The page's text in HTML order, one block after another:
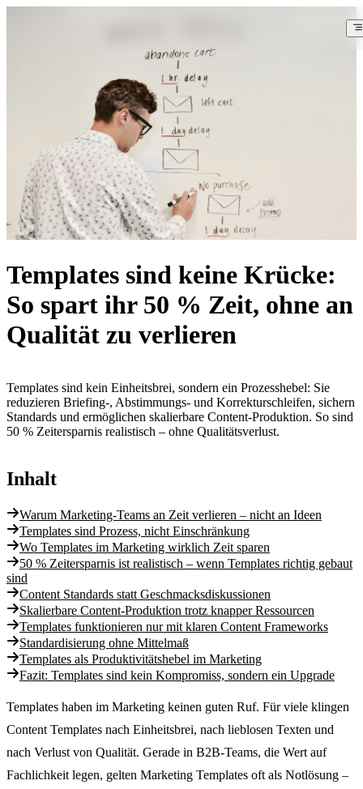
Templates sind keine Krücke:
So spart ihr 50 % Zeit, ohne an
Qualität zu verlieren
Templates sind kein Einheitsbrei, sondern ein Prozesshebel: Sie
reduzieren Briefing-, Abstimmungs- und Korrekturschleifen, sichern
Standards und ermöglichen skalierbare Content-Produktion. So sind
50 % Zeitersparnis realistisch – ohne Qualitätsverlust.
Inhalt
Warum Marketing-Teams an Zeit verlieren – nicht an Ideen
Templates sind Prozess, nicht Einschränkung
Wo Templates im Marketing wirklich Zeit sparen
50 % Zeitersparnis ist realistisch – wenn Templates richtig gebaut
sind
Content Standards statt Geschmacksdiskussionen
Skalierbare Content-Produktion trotz knapper Ressourcen
Templates funktionieren nur mit klaren Content Frameworks
Standardisierung ohne Mittelmaß
Templates als Produktivitätshebel im Marketing
Fazit: Templates sind kein Kompromiss, sondern ein Upgrade
Templates haben im Marketing keinen guten Ruf. Für viele klingen
Content Templates nach Einheitsbrei, nach lieblosen Texten und
nach Verlust von Qualität. Gerade in B2B-Teams, die Wert auf
Fachlichkeit legen, gelten Marketing Templates oft als Notlösung –